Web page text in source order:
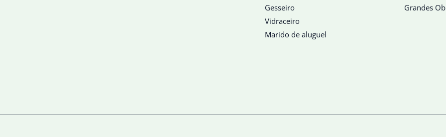
Gesseiro
Vidraceiro
Marido de aluguel
Grandes